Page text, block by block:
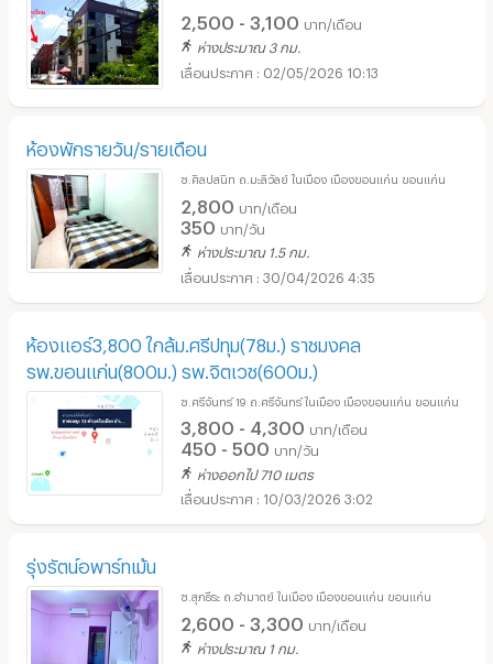
2,500 - 3,100 บาท/เดือน
ห่างประมาณ 3 กม.
02/05/2026 10:13
ห้องพักรายวัน/รายเดือน
ซ.ศิลปสนิท ถ.มะลิวัลย์ ในเมือง เมืองขอนแก่น ขอนแก่น
2,800 บาท/เดือน
350 บาท/วัน
ห่างประมาณ 1.5 กม.
30/04/2026 4:35
ห้องแอร์3,800 ใกล้ม.ศรีปทุม(78ม.) ราชมงคล
รพ.ขอนแก่น(800ม.) รพ.จิตเวช(600ม.)
ซ.ศรีจันทร์ 19 ถ.ศรีจันทร์ ในเมือง เมืองขอนแก่น ขอนแก่น
3,800 - 4,300 บาท/เดือน
450 - 500 บาท/วัน
ห่างออกไป 710 เมตร
10/03/2026 3:02
รุ่งรัตน์อพาร์ทเม้น
ซ.สุภธีระ ถ.อำมาตย์ ในเมือง เมืองขอนแก่น ขอนแก่น
2,600 - 3,300 บาท/เดือน
ห่างประมาณ 1 กม.